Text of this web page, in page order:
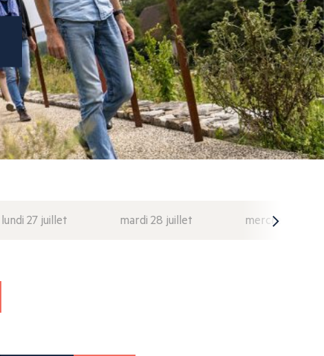
lundi 27 juillet mardi 28 juillet mercredi 29